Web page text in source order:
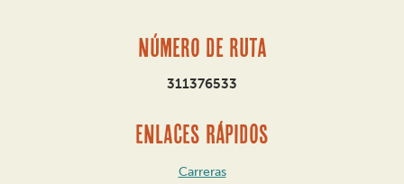
Número de ruta
311376533
ENLACES RÁPIDOS
Carreras